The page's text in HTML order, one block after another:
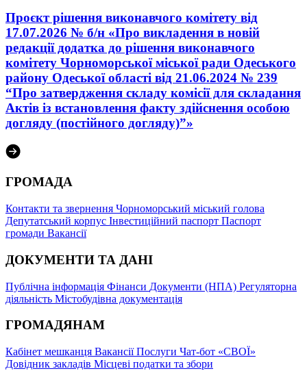
Проєкт рішення виконавчого комітету від
17.07.2026 № б/н «Про викладення в новій
редакції додатка до рішення виконавчого
комітету Чорноморської міської ради Одеського
району Одеської області від 21.06.2024 № 239
“Про затвердження складу комісії для складання
Актів із встановлення факту здійснення особою
догляду (постійного догляду)”»
ГРОМАДА
Контакти та звернення Чорноморський міський голова
Депутатський корпус Інвестиційний паспорт Паспорт
громади Вакансії
ДОКУМЕНТИ ТА ДАНІ
Публічна інформація Фінанси Документи (НПА) Регуляторна
діяльність Містобудівна документація
ГРОМАДЯНАМ
Кабінет мешканця ВакансіїПослуги Чат-бот «СВОЇ»
Довідник закладів Місцеві податки та збори